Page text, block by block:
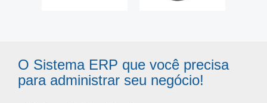
O Sistema ERP que você precisa
para administrar seu negócio!